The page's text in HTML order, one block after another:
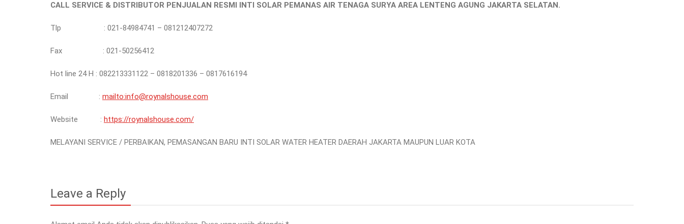
CALL SERVICE & DISTRIBUTOR PENJUALAN RESMI INTI SOLAR PEMANAS AIR TENAGA SURYA AREA LENTENG AGUNG JAKARTA SELATAN.
Tlp : 021-84984741 – 081212407272
Fax : 021-50256412
Hot line 24 H : 082213331122 – 0818201336 – 0817616194
Email : mailto:info@roynalshouse.com
Website : https://roynalshouse.com/
MELAYANI SERVICE / PERBAIKAN, PEMASANGAN BARU INTI SOLAR WATER HEATER DAERAH JAKARTA MAUPUN LUAR KOTA
Leave a Reply